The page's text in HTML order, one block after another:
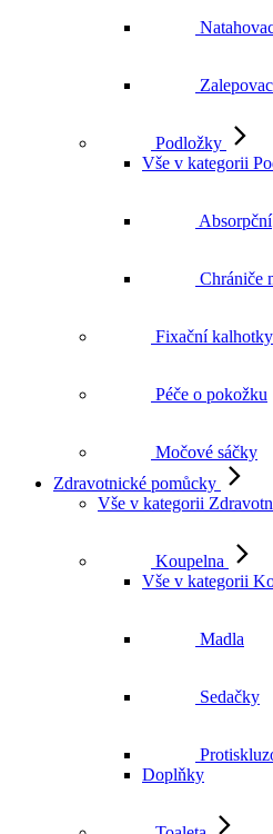
Podložky
Vše v kategorii
Absorpční
Chrániče
Fixační kalhotky
Péče o pokožku
Močové sáčky
Zdravotnické pomůcky
Vše v kategorii
Koupelna
Vše v kategorii
Madla
Sedačky
Doplňky